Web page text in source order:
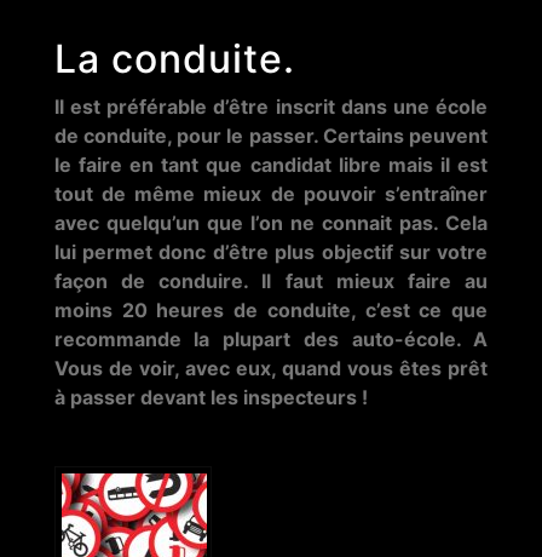
La conduite.
Il est préférable d’être inscrit dans une école
de conduite, pour le passer. Certains peuvent
le faire en tant que candidat libre mais il est
tout de même mieux de pouvoir s’entraîner
avec quelqu’un que l’on ne connait pas. Cela
lui permet donc d’être plus objectif sur votre
façon de conduire. Il faut mieux faire au
moins 20 heures de conduite, c’est ce que
recommande la plupart des auto-école. A
Vous de voir, avec eux, quand vous êtes prêt
à passer devant les inspecteurs !